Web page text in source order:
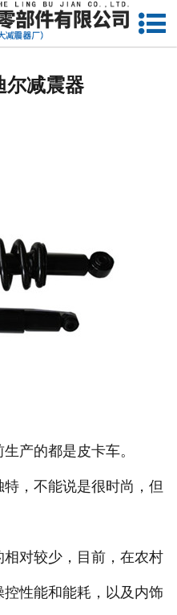
站首页
南京起亚减震器
京铃木减震器
京三菱减震器
京江淮减震器
尔减震器
产的都是皮卡车。
，不能说是很时尚，但
对较少，目前，在农村
性能和能耗，以及内饰